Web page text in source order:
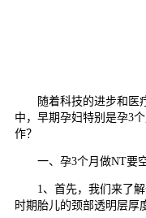
随着科技的进步和医疗
中，早期孕妇特别是孕3
作？
一、孕3个月做NT要空
1、首先，我们来了解
时期胎儿的颈部透明层厚